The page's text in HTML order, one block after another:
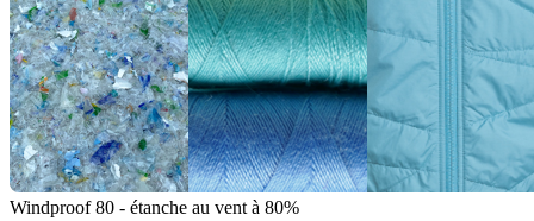
Windproof 80 - étanche au vent à 80%